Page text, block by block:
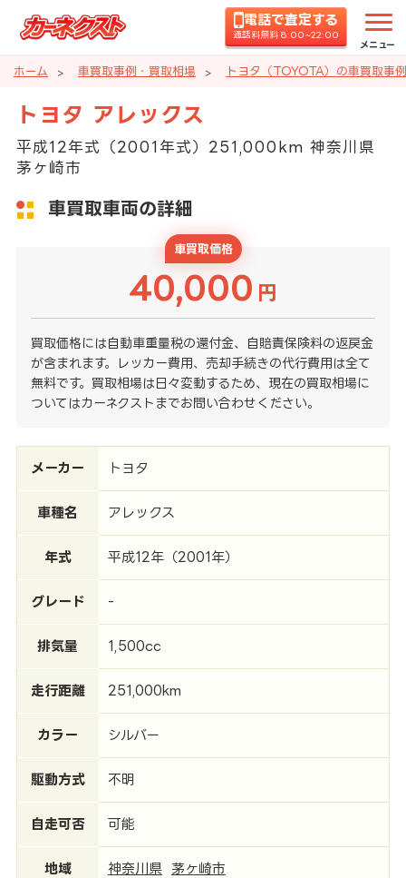
電話で査定する
通話料無料 8:00~22:00
メニュー
ホーム 車買取事例・買取相場 トヨタ（TOYOTA）の車買取事
トヨタ アレックス
平成12年式（2001年式）251,000km 神奈川県
茅ヶ崎市
車買取車両の詳細
車買取価格
40,000 円
買取価格には自動車重量税の還付金、自賠責保険料の返戻金
が含まれます。レッカー費用、売却手続きの代行費用は全て
無料です。買取相場は日々変動するため、現在の買取相場に
ついてはカーネクストまでお問い合わせください。
メーカー トヨタ
車種名 アレックス
年式 平成12年（2001年）
グレード -
排気量 1,500cc
走行距離 251,000km
カラー シルバー
駆動方式 不明
自走可否 可能
地域 神奈川県 茅ヶ崎市